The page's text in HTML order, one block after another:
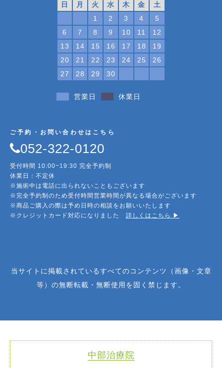
日 月 火 水 木 金
土
1
2 3 4
5
6
7 8 9 10 11
12
13
14 15 16 17 18
19
20
21 22 23 24 25
26
27
28 29 30
営業日 休業日
ご予約・お問い合わせはこちら
052-322-0120
受付時間 10:00~19:30 完全予約制
休業日：不定休
※施術中は電話に出られないこともございます
※完全予約制のため受付時間営業時間が異なる場合がございます
※商品ご購入の際は予め日時の相談をお願いいたします
※クレジットカード対応になりました 詳しくはこちら ▶︎
当サイトに掲載されているすべてのコンテンツ（画像・文章
等）の無断転載・無断使用を固く禁じます。
中部治療院